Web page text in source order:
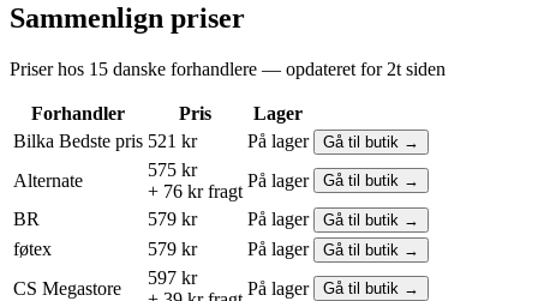
Sammenlign priser
Priser hos 15 danske forhandlere — opdateret for 2t siden
Forhandler Pris
Lager
Bilka Bedste pris 521 kr På lager Gå til butik →
Alternate
575 kr
+ 76 kr fragt
På lager Gå til butik →
BR 579 kr På lager Gå til butik →
føtex 579 kr På lager Gå til butik →
CS Megastore
597 kr
På lager Gå til butik →